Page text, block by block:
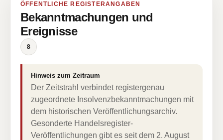
ÖFFENTLICHE REGISTERANGABEN
Bekanntmachungen und
Ereignisse
8
Hinweis zum Zeitraum
Der Zeitstrahl verbindet registergenau
zugeordnete Insolvenzbekanntmachungen mit
dem historischen Veröffentlichungsarchiv.
Gesonderte Handelsregister-
Veröffentlichungen gibt es seit dem 2. August